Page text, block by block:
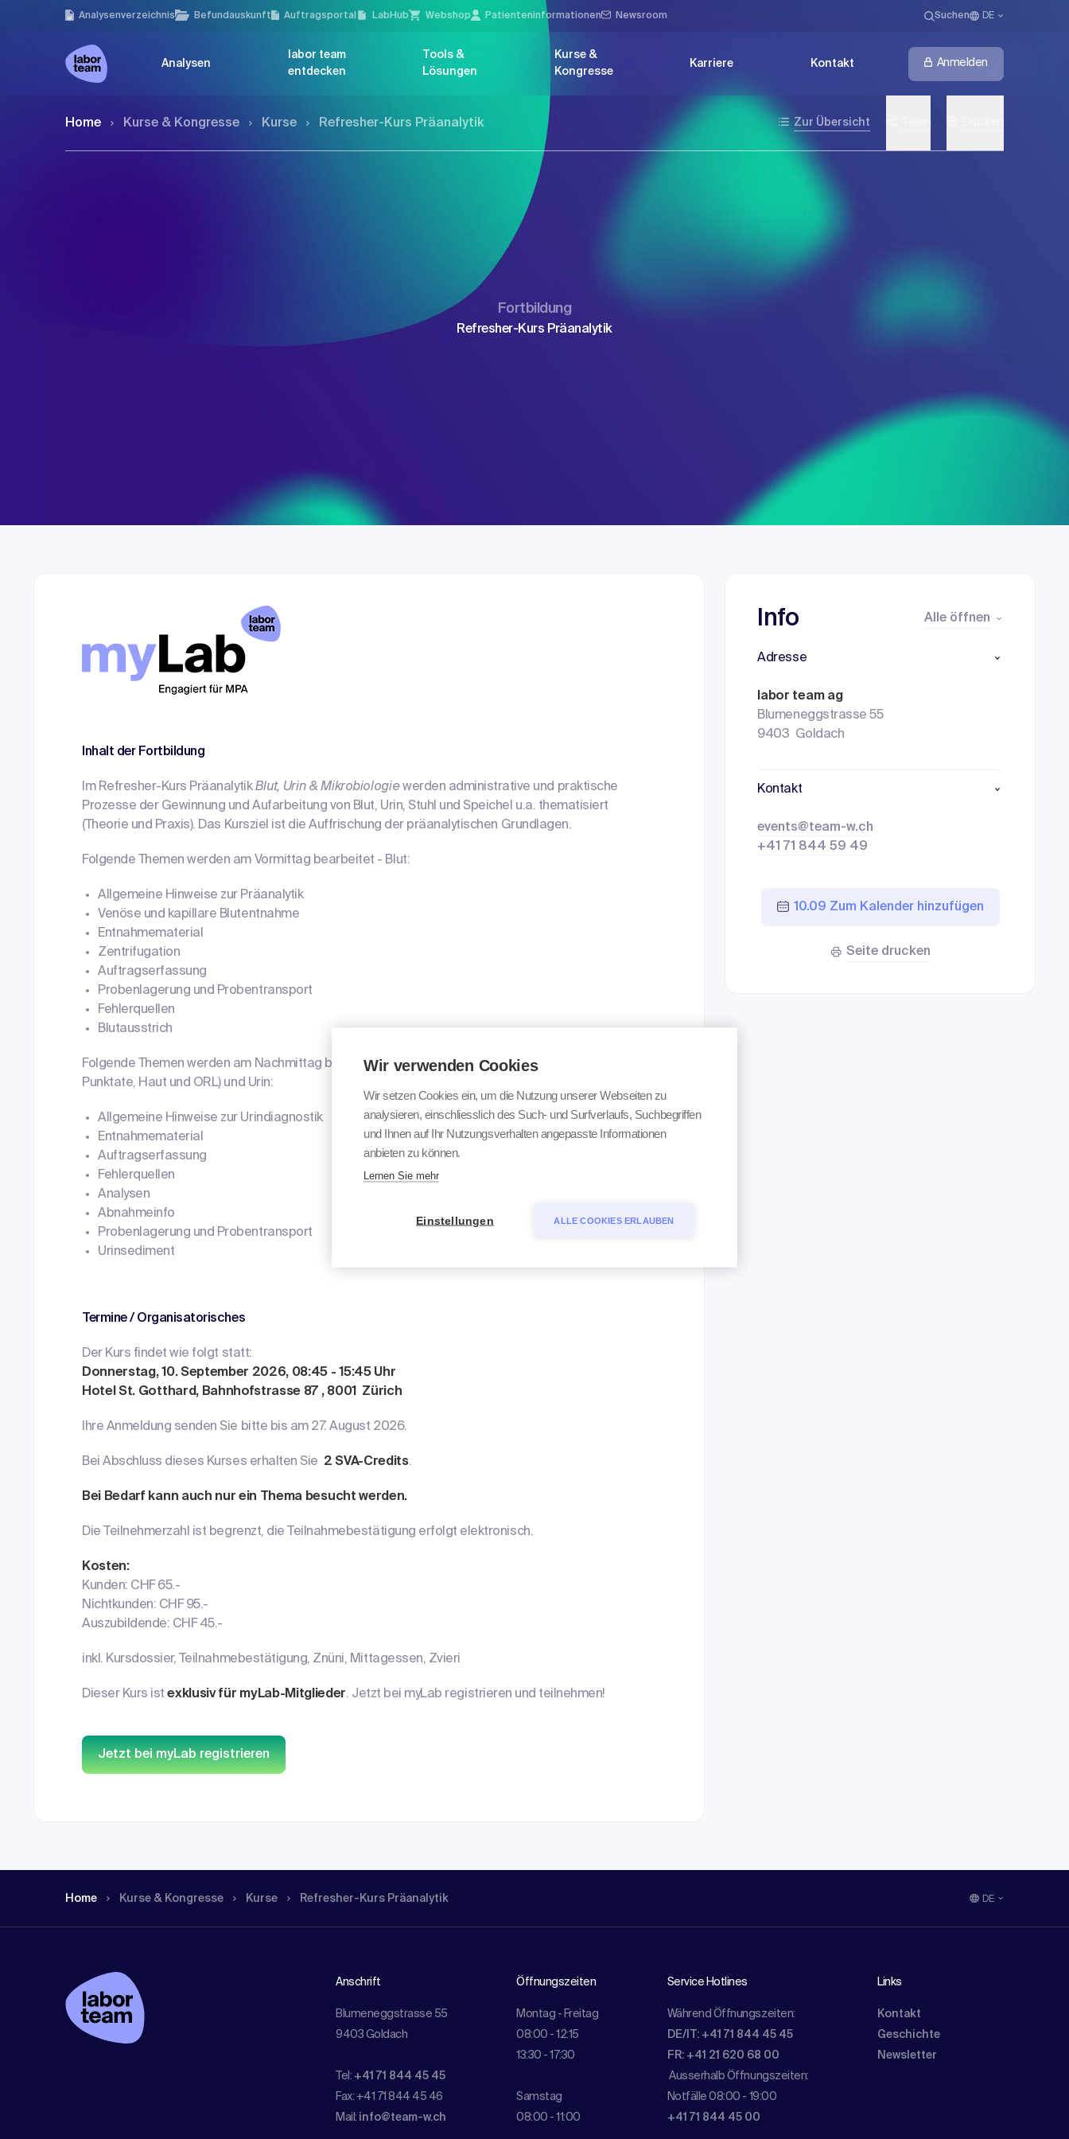
Analysen­verzeichnis Befundauskunft Auftragsportal LabHub Webshop Patienten­informationen Newsroom Suchen DE
Analysen
labor team
entdecken
Tools &
Lösungen
Kurse &
Kongresse
Karriere Kontakt Anmelden
Home Kurse & Kongresse Kurse Refresher-Kurs Präanalytik Zur Übersicht
Fortbildung
Refresher-Kurs Präanalytik
Inhalt der Fortbildung
Im Refresher-Kurs PräanalytikBlut, Urin & Mikrobiologiewerden administrative und praktische
Prozesse der Gewinnung und Aufarbeitung von Blut, Urin, Stuhl und Speichel u.a. thematisiert
(Theorie und Praxis). Das Kursziel ist die Auffrischung der präanalytischen Grundlagen.
Folgende Themen werden am Vormittag bearbeitet - Blut:
Allgemeine Hinweise zur Präanalytik
Venöse und kapillare Blutentnahme
Entnahmematerial
Zentrifugation
Auftragserfassung
Probenlagerung und Probentransport
Fehlerquellen
Blutausstrich
Folgende Themen werden am Nachmittag bearbeitet - Mikrobiologie (Stuhl, Parasitologie, Wunden,
Punktate, Haut und ORL) und Urin:
Allgemeine Hinweise zur Urindiagnostik
Entnahmematerial
Auftragserfassung
Fehlerquellen
Analysen
Abnahmeinfo
Probenlagerung und Probentransport
Urinsediment
Termine / Organisatorisches
Der Kurs findet wie folgt statt:
Donnerstag, 10. September 2026, 08:45 - 15:45 Uhr
Hotel St. Gotthard, Bahnhofstrasse 87 , 8001 Zürich
Ihre Anmeldung senden Sie bitte bis am 27. August 2026.
Bei Abschluss dieses Kurses erhalten Sie 2 SVA-Credits.
Bei Bedarf kann auch nur ein Thema besucht werden.
Die Teilnehmerzahl ist begrenzt, die Teilnahmebestätigung erfolgt elektronisch.
Kosten:
Kunden: CHF 65.-
Nichtkunden: CHF 95.-
Auszubildende: CHF 45.-
inkl. Kursdossier, Teilnahmebestätigung, Znüni, Mittagessen, Zvieri
Dieser Kurs istexklusiv für myLab-Mitglieder. Jetzt bei myLab registrieren und teilnehmen!
Jetzt bei myLab registrieren
Info Alle öffnen
Adresse
labor team ag
Blumeneggstrasse 55
9403 Goldach
Kontakt
events@team-w.ch
+41 71 844 59 49
10.09 Zum Kalender hinzufügen
Seite drucken
Home Kurse & Kongresse Kurse Refresher-Kurs Präanalytik DE
Anschrift
Blumeneggstrasse 55
9403 Goldach
Tel: +41 71 844 45 45
Fax: +41 71 844 45 46
Mail: info@team-w.ch
Öffnungszeiten
Montag - Freitag
08:00 - 12:15
13:30 - 17:30
Samstag
08:00 - 11:00
Service Hotlines
Während Öffnungszeiten:
DE/IT: +41 71 844 45 45
FR: +41 21 620 68 00
Ausserhalb Öffnungszeiten:
Notfälle 08:00 - 19:00
+41 71 844 45 00
Links
Kontakt
Geschichte
Newsletter
Wir verwenden Cookies
Wir setzen Cookies ein, um die Nutzung unserer Webseiten zu
analysieren, einschliesslich des Such- und Surfverlaufs, Suchbegriffen
und Ihnen auf Ihr Nutzungsverhalten angepasste Informationen
anbieten zu können.
Lernen Sie mehr
Einstellungen ALLE COOKIES ERLAUBEN